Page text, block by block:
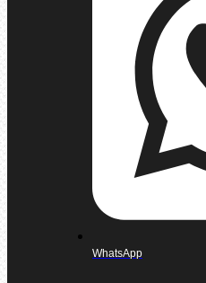
WhatsApp